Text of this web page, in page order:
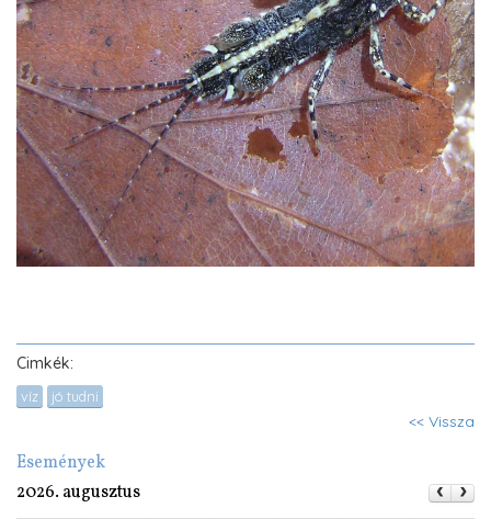
Cimkék:
víz jó tudni
<< Vissza
Események
2026. augusztus